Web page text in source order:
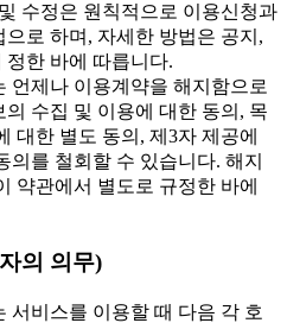
수정은 원칙적으로 이용신청과
으로 하며, 자세한 방법은 공지,
정한 바에 따릅니다.
언제나 이용계약을 해지함으로
의 수집 및 이용에 대한 동의, 목
대한 별도 동의, 제3자 제공에
의를 철회할 수 있습니다. 해지
약관에서 별도로 규정한 바에
의 의무)
비스를 이용할 때 다음 각 호